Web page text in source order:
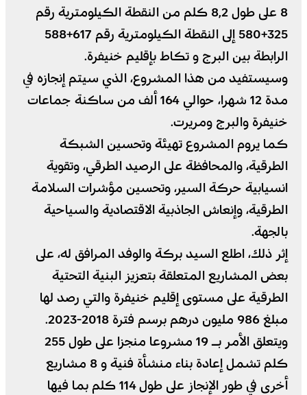
8 على طول 8,2 كلم من النقطة الكيلومترية رقم
325+580 إلى النقطة الكيلومترية رقم 617+588
الرابطة بين البرج و تكاط بإقليم خنيفرة.
وسيستفيد من هذا المشروع، الذي سيتم إنجازه في
مدة 12 شهرا، حوالي 164 ألف من ساكنة جماعات
خنيفرة والبرج ومريرت.
كما يروم المشروع تهيئة وتحسين الشبكة
الطرقية، والمحافظة على الرصيد الطرقي، وتقوية
انسيابية حركة السير، وتحسين مؤشرات السلامة
الطرقية، وإنعاش الجاذبية الاقتصادية والسياحية
بالجهة.
إثر ذلك، اطلع السيد بركة والوفد المرافق له، على
بعض المشاريع المتعلقة بتعزيز البنية التحتية
الطرقية على مستوى إقليم خنيفرة والتي رصد لها
مبلغ 986 مليون درهم برسم فترة 2018-2023.
ويتعلق الأمر بـ 19 مشروعا منجزا على طول 255
كلم تشمل إعادة بناء منشأة فنية و 8 مشاريع
أخرى في طور الإنجاز على طول 114 كلم بما فيها